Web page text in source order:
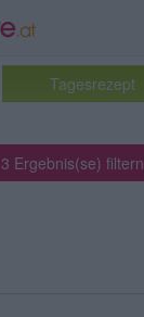
Tagesrezept
3 Ergebnis(se) filtern